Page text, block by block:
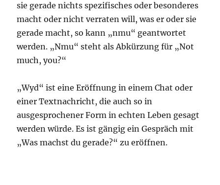
sie gerade nichts spezifisches oder besonderes
macht oder nicht verraten will, was er oder sie
gerade macht, so kann „nmu“ geantwortet
werden. „Nmu“ steht als Abkürzung für „Not
much, you?“
„Wyd“ ist eine Eröffnung in einem Chat oder
einer Textnachricht, die auch so in
ausgesprochener Form in echten Leben gesagt
werden würde. Es ist gängig ein Gespräch mit
„Was machst du gerade?“ zu eröffnen.